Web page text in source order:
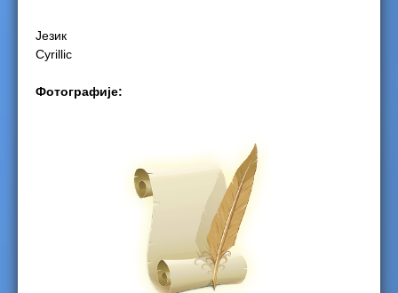
e
Језик
Cyrillic
Фотографије: